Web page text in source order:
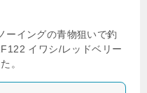
ーイングの青物狙いで釣
イワシ/レッドベリー
。